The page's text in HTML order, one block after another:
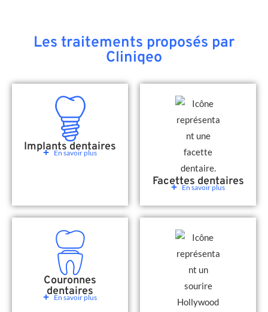
Les traitements proposés par
Cliniqeo
Implants dentaires
En savoir plus
Facettes dentaires
En savoir plus
Couronnes
dentaires
En savoir plus